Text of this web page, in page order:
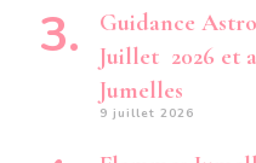
Guidance
Juillet 2026 et
Jumelles
9 juillet 2026